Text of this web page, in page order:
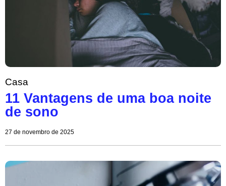
Casa
11 Vantagens de uma boa noite
de sono
27 de novembro de 2025